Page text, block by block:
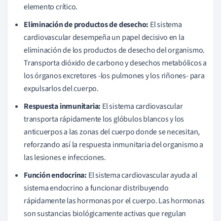
elemento crítico.
Eliminación de productos de desecho: El sistema
cardiovascular desempeña un papel decisivo en la
eliminación de los productos de desecho del organismo.
Transporta dióxido de carbono y desechos metabólicos a
los órganos excretores -los pulmones y los riñones- para
expulsarlos del cuerpo.
Respuesta inmunitaria: El sistema cardiovascular
transporta rápidamente los glóbulos blancos y los
anticuerpos a las zonas del cuerpo donde se necesitan,
reforzando así la respuesta inmunitaria del organismo a
las lesiones e infecciones.
Función endocrina: El sistema cardiovascular ayuda al
sistema endocrino a funcionar distribuyendo
rápidamente las hormonas por el cuerpo. Las hormonas
son sustancias biológicamente activas que regulan